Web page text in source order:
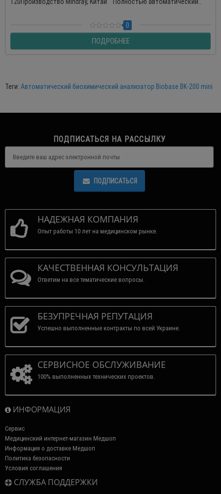
0
ПОДРОБНЕЕ
Теги: Автоматический биохимический анализатор Biobase BK-200 mini
ПОДПИСАТЬСЯ НА РАССЫЛКУ
ПОДПИСАТЬСЯ
НАДЕЖНАЯ КОМПАНИЯ
Опыт работы 10 лет на медицинском рынке.
КАЧЕСТВЕННАЯ КОНСУЛЬТАЦИЯ
Ответим на все тематические вопросы.
БЕЗУПРЕЧНАЯ РЕПУТАЦИЯ
Успешно выполненные контракты по всей Украине.
СЕРВИСНОЕ ОБСЛУЖИВАНИЕ
100% выполненных технических проектов.
ИНФОРМАЦИЯ
Сервис
Медицинский интернет-магазин Медшоп
Информация о доставке Медшоп
Политика безопасности
Условия соглашения
СЛУЖБА ПОДДЕРЖКИ